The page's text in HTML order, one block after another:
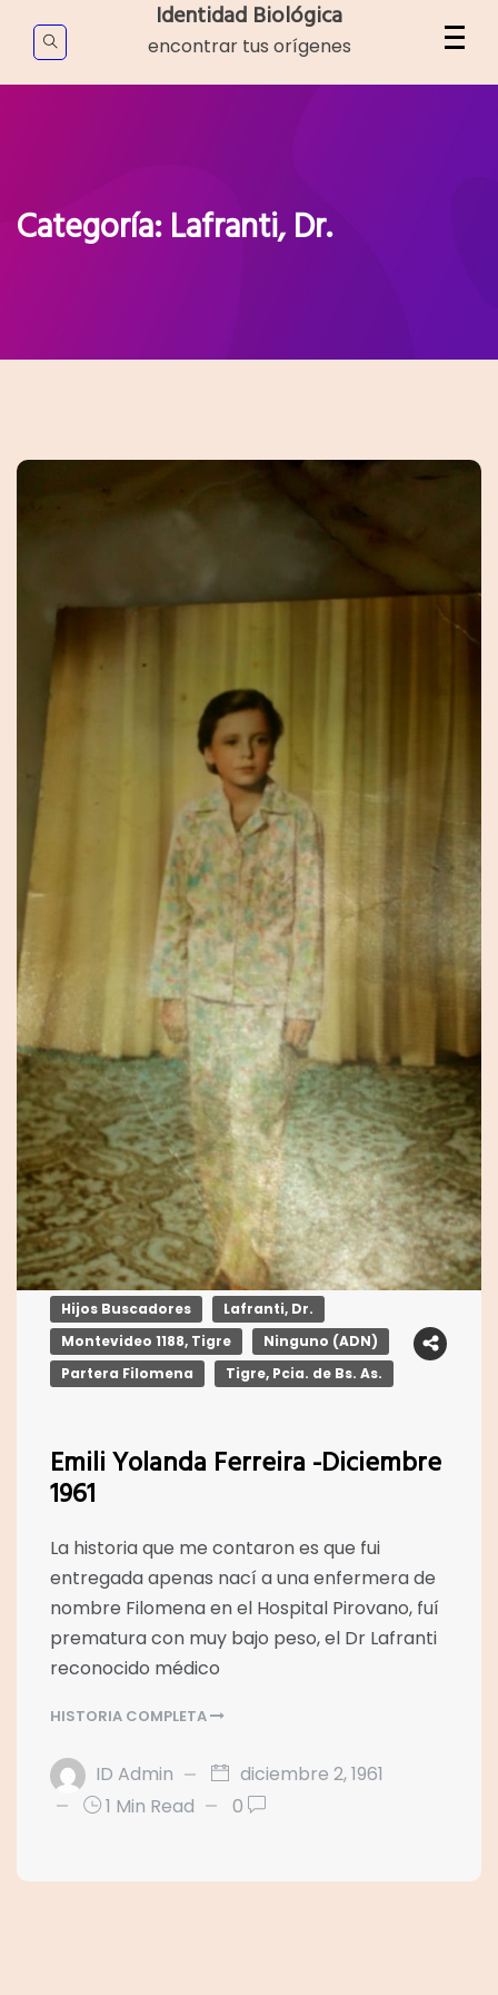
content
Identidad Biológica
encontrar tus orígenes
Categoría:Lafranti, Dr.
Hijos Buscadores
Lafranti, Dr.
Montevideo 1188, Tigre
Ninguno (ADN)
Partera Filomena
Tigre, Pcia. de Bs. As.
Emili Yolanda Ferreira -Diciembre
1961
La historia que me contaron es que fui
entregada apenas nací a una enfermera de
nombre Filomena en el Hospital Pirovano, fuí
prematura con muy bajo peso, el Dr Lafranti
reconocido médico
HISTORIA COMPLETA
ID Admin
diciembre 2, 1961
1 Min Read
0